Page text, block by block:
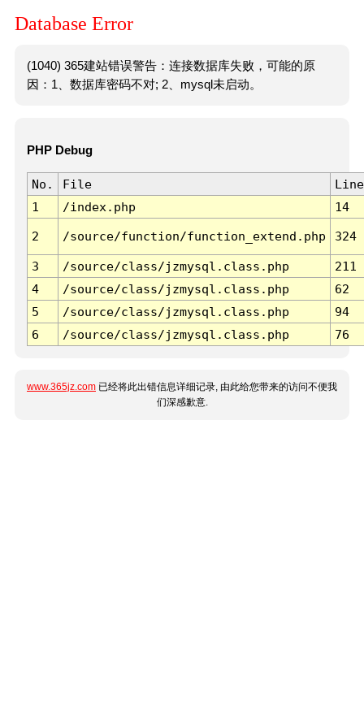
Database Error
(1040) 365建站错误警告：连接数据库失败，可能的原
因：1、数据库密码不对; 2、mysql未启动。
PHP Debug
No. File
Line
1
/index.php 14
2 /source/function/function_extend.php 324
3 /source/class/jzmysql.class.php
211
4
/source/class/jzmysql.class.php
62
5
/source/class/jzmysql.class.php
94
6
/source/class/jzmysql.class.php 76
www.365jz.com 已经将此出错信息详细记录, 由此给您带来的访问不便我
们深感歉意.